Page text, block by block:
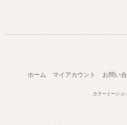
ホーム マイアカウント お問い
カラーミーショ